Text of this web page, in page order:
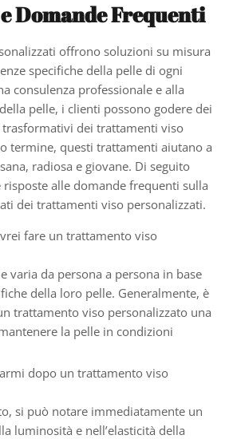
Domande Frequenti
offrono soluzioni su misura
specifiche della pelle di ogni
consulenza professionale e alla
pelle, i clienti possono godere dei
dei trattamenti viso
termine, questi trattamenti aiutano a
radiosa e giovane. Di seguito
alle domande frequenti sulla
dei trattamenti viso personalizzati.
fare un trattamento viso
varia da persona a persona in base
della loro pelle. Generalmente, è
trattamento viso personalizzato una
la pelle in condizioni
dopo un trattamento viso
si può notare immediatamente un
luminosità e nell’elasticità della